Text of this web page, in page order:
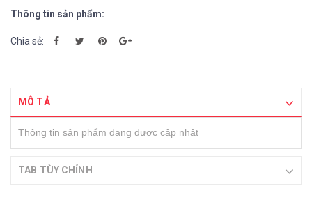
Thông tin sản phẩm:
Chia sẻ:
MÔ TẢ
Thông tin sản phẩm đang được cập nhật
TAB TÙY CHỈNH